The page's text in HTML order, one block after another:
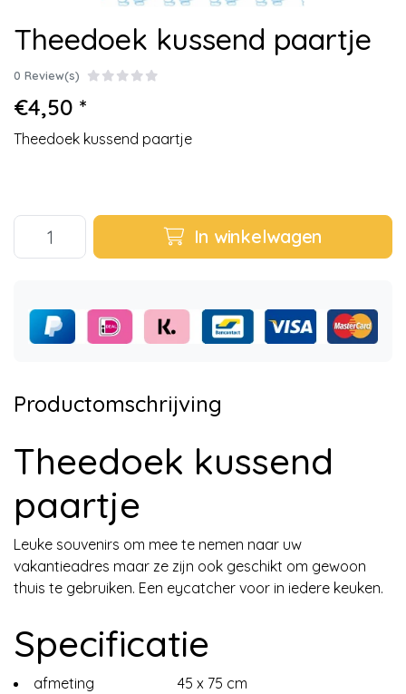
Theedoek kussend paartje
0 Review(s)
€4,50 *
Theedoek kussend paartje
In winkelwagen
Productomschrijving
Theedoek kussend
paartje
Leuke souvenirs om mee te nemen naar uw
vakantieadres maar ze zijn ook geschikt om gewoon
thuis te gebruiken. Een eycatcher voor in iedere keuken.
Specificatie
afmeting 45 x 75 cm